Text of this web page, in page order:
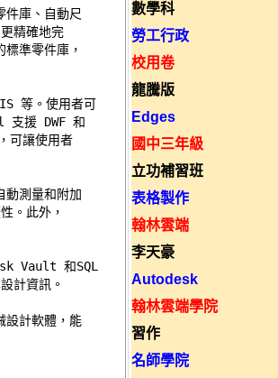
庫、自動尺
精確地完
準零件庫，
等。使用者可
支援 DWF 和
可讓使用者
測量和附加
。此外，
Vault 和SQL
計資訊。
計軟體，能
數學科
勞工行政
校用卷
龍騰版
Edges
國中三年級
立功補習班
表格製作
翰林雲端
李天豪
Autodesk
翰林雲端學院
習作
名師學院